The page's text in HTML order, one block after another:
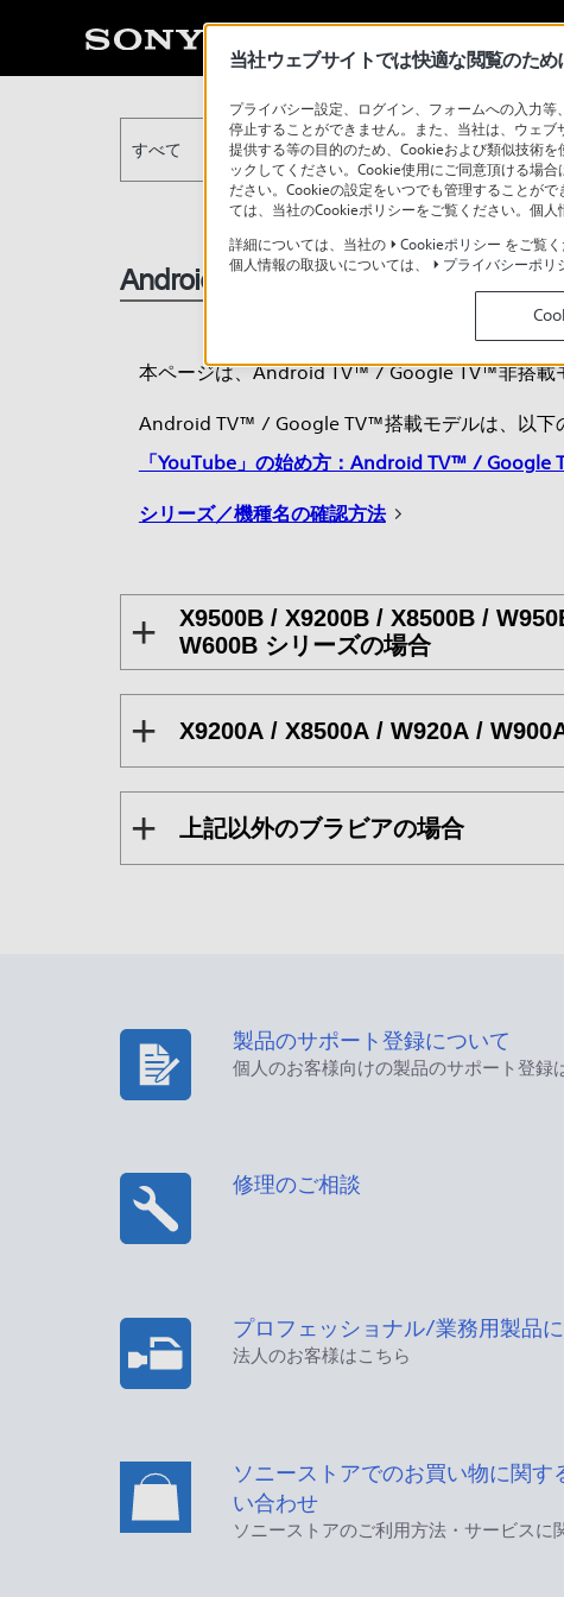
すべて
Android TV™ / Google TV™ 非搭載
本ページは、Android TV™ / Google TV™非搭載
Android TV™ / Google TV™搭載モデルは、以下
「YouTube」の始め方：Android TV™ / Google
シリーズ／機種名の確認方法
X9500B / X9200B / X8500B /
W600B シリーズの場合
X9200A / X8500A / W920A /
上記以外のブラビアの場合
製品のサポート登録について
個人のお客様向けの製品のサポート登録
修理のご相談
プロフェッショナル/業務用製品
法人のお客様はこちら
ソニーストアでのお買い物に関す
い合わせ
ソニーストアのご利用方法・サービスに
当社ウェブサイトでは快適な閲覧のため
プライバシー設定、ログイン、フォームへの入力
停止することができません。また、当社は、ウェ
提供する等の目的のため、Cookieおよび類似技術
ックしてください。Cookie使用にご同意頂ける場
ださい。Cookieの設定をいつでも管理することが
ては、当社のCookieポリシーをご覧ください。個
詳細については、当社の
Cookieポリシー をご覧く
個人情報の取扱いについては、
プライバシーポリ